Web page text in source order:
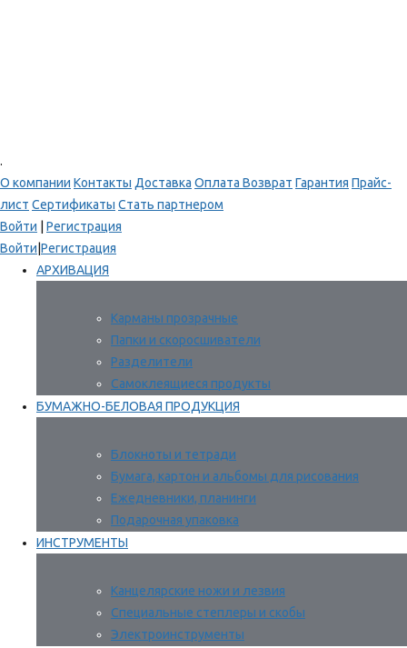
.
О компании Контакты Доставка Оплата Возврат Гарантия Прайс-
лист Сертификаты Стать партнером
Войти
Регистрация
Войти Регистрация
АРХИВАЦИЯ
Карманы прозрачные
Папки и скоросшиватели
Разделители
Самоклеящиеся продукты
БУМАЖНО-БЕЛОВАЯ ПРОДУКЦИЯ
Блокноты и тетради
Бумага, картон и альбомы для рисования
Ежедневники, планинги
Подарочная упаковка
ИНСТРУМЕНТЫ
Канцелярские ножи и лезвия
Специальные степлеры и скобы
Электроинструменты